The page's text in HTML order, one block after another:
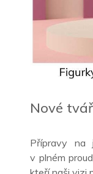
Nové
Přípravy na
v plném